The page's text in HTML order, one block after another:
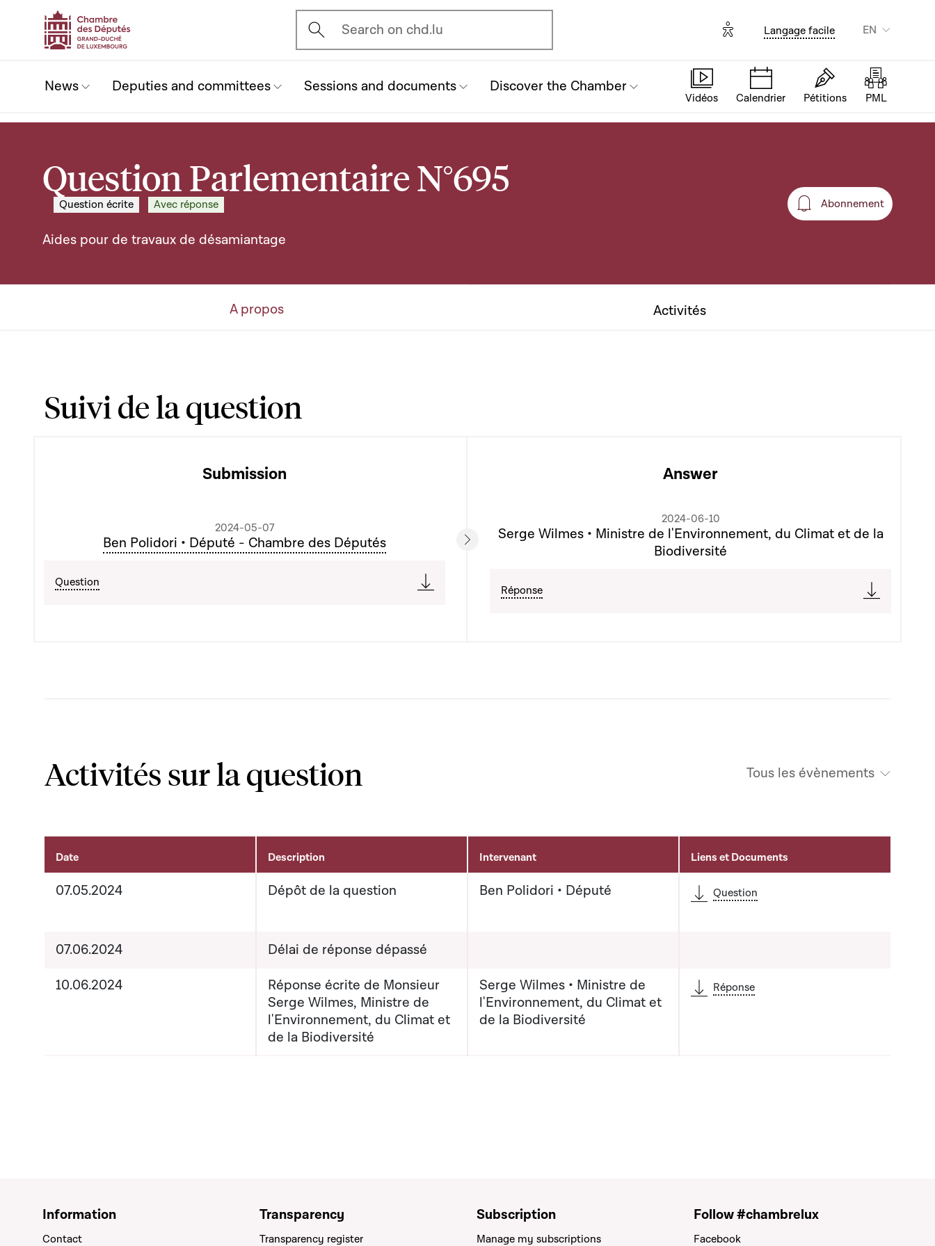
Ouvrir l'écran de recherche
Search on chd.lu Options d'accessibilité
Langage facile EN
News Deputies and committees Sessions and documents Discover the Chamber
Vidéos Calendrier Pétitions PML
Question Parlementaire N°695
Question écrite Avec réponse
Aides pour de travaux de désamiantage
Abonnement
Abonnement
A propos Activités
Suivi de la question
Submission
2024-05-07
Ben Polidori • Député - Chambre des Députés
Question
Answer
2024-06-10
Serge Wilmes • Ministre de l'Environnement, du Climat et de la
Biodiversité
Réponse
Activités sur la question Tous les évènements
Activités sur le dossier
Date Description Intervenant Liens et Documents
07.05.2024 Dépôt de la question Ben Polidori • Député Question
07.06.2024
Délai de réponse dépassé
10.06.2024
Réponse écrite de Monsieur
Serge Wilmes, Ministre de
l'Environnement, du Climat et
de la Biodiversité
Serge Wilmes • Ministre de
l'Environnement, du Climat et
de la Biodiversité
Réponse
Information
Contact
Transparency
Transparency register
Subscription
Manage my subscriptions
Follow #chambrelux
Facebook